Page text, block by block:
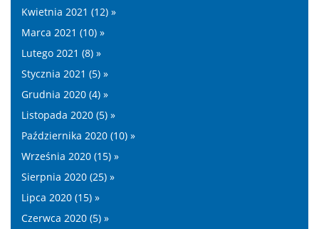
Kwietnia 2021 (12) »
Marca 2021 (10) »
Lutego 2021 (8) »
Stycznia 2021 (5) »
Grudnia 2020 (4) »
Listopada 2020 (5) »
Października 2020 (10) »
Września 2020 (15) »
Sierpnia 2020 (25) »
Lipca 2020 (15) »
Czerwca 2020 (5) »